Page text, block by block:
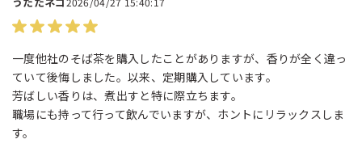
一度他社のそば茶を購入したことがありますが、香りが全く違っ
ていて後悔しました。以来、定期購入しています。
芳ばしい香りは、煮出すと特に際立ちます。
職場にも持って行って飲んでいますが、ホントにリラックスしま
す。